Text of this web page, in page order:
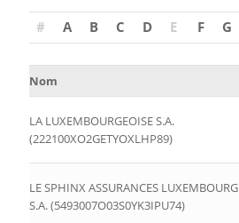
# A B C D E F G
Nom
LA LUXEMBOURGEOISE S.A.
(222100XO2GETYOXLHP89)
LE SPHINX ASSURANCES LUXEMBOURG
S.A. (5493007O03S0YK3IPU74)